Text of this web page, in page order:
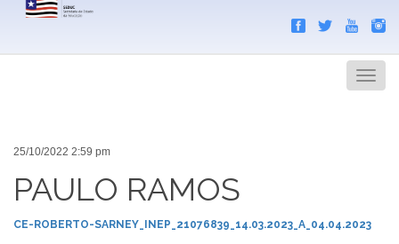
Menu
25/10/2022 2:59 pm
PAULO RAMOS
CE-ROBERTO-SARNEY_INEP_21076839_14.03.2023_A_04.04.2023